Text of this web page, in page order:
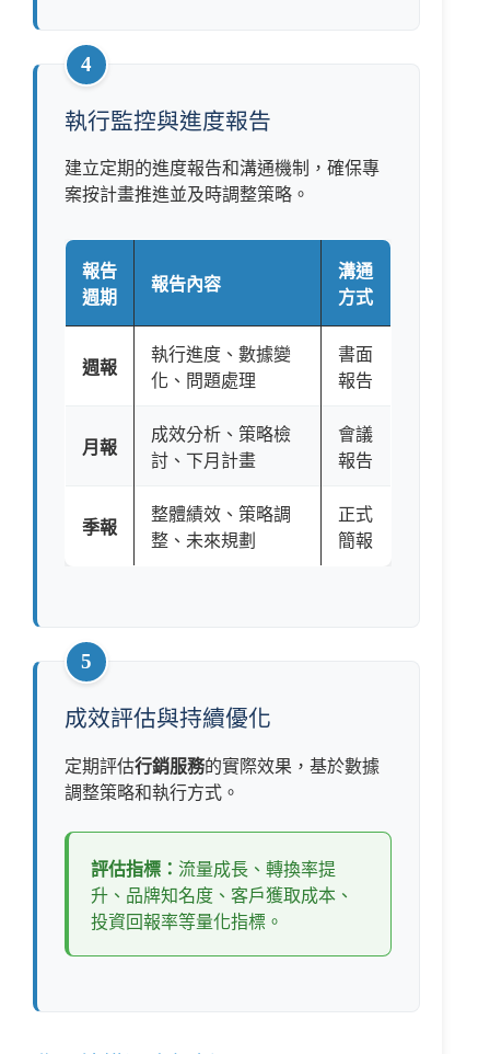
4
執行監控與進度報告
建立定期的進度報告和溝通機制，確保專
案按計畫推進並及時調整策略。
報告
週期
報告內容
溝通
方式
週報
執行進度、數據變
化、問題處理
書面
報告
月報
成效分析、策略檢
討、下月計畫
會議
報告
季報
整體績效、策略調
整、未來規劃
正式
簡報
5
成效評估與持續優化
定期評估行銷服務的實際效果，基於數據
調整策略和執行方式。
評估指標： 流量成長、轉換率提
升、品牌知名度、客戶獲取成本、
投資回報率等量化指標。